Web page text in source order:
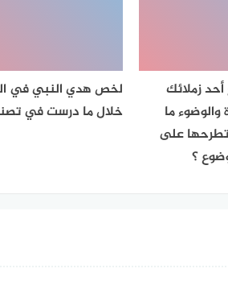
زملائك
ما
على
؟
لخص هدي النبي في
خلال ما درست في